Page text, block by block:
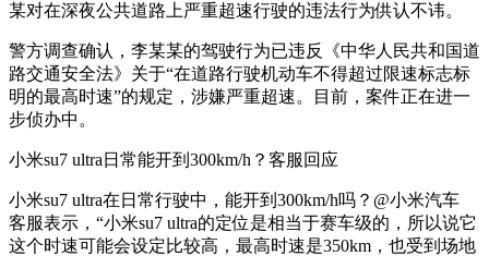
某对在深夜公共道路上严重超速行驶的违法行为供认不讳。
警方调查确认，李某某的驾驶行为已违反《中华人民共和国道
路交通安全法》关于“在道路行驶机动车不得超过限速标志标
明的最高时速”的规定，涉嫌严重超速。目前，案件正在进一
步侦办中。
小米su7 ultra日常能开到300km/h？客服回应
小米su7 ultra在日常行驶中，能开到300km/h吗？@小米汽车
客服表示，“小米su7 ultra的定位是相当于赛车级的，所以说它
这个时速可能会设定比较高，最高时速是350km，也受到场地